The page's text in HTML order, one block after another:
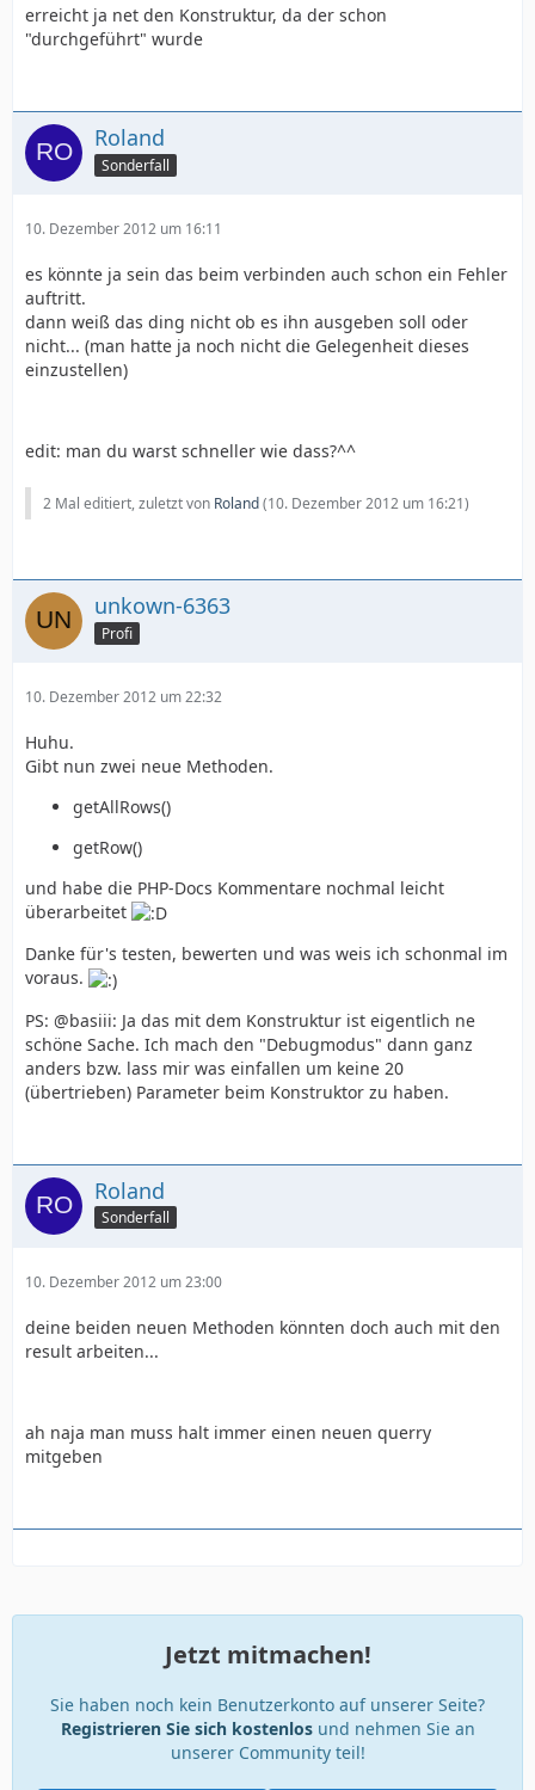
erreicht ja net den Konstruktur, da der schon
"durchgeführt" wurde
Roland
Sonderfall
10. Dezember 2012 um 16:11
es könnte ja sein das beim verbinden auch schon ein Fehler
auftritt.
dann weiß das ding nicht ob es ihn ausgeben soll oder
nicht... (man hatte ja noch nicht die Gelegenheit dieses
einzustellen)
edit: man du warst schneller wie dass?^^
2 Mal editiert, zuletzt von Roland(10. Dezember 2012 um 16:21)
unkown-6363
Profi
10. Dezember 2012 um 22:32
Huhu.
Gibt nun zwei neue Methoden.
getAllRows()
getRow()
und habe die PHP-Docs Kommentare nochmal leicht
überarbeitet
Danke für's testen, bewerten und was weis ich schonmal im
voraus.
PS: @basiii: Ja das mit dem Konstruktur ist eigentlich ne
schöne Sache. Ich mach den "Debugmodus" dann ganz
anders bzw. lass mir was einfallen um keine 20
(übertrieben) Parameter beim Konstruktor zu haben.
Roland
Sonderfall
10. Dezember 2012 um 23:00
deine beiden neuen Methoden könnten doch auch mit den
result arbeiten...
ah naja man muss halt immer einen neuen querry
mitgeben
Jetzt mitmachen!
Sie haben noch kein Benutzerkonto auf unserer Seite?
Registrieren Sie sich kostenlosund nehmen Sie an
unserer Community teil!